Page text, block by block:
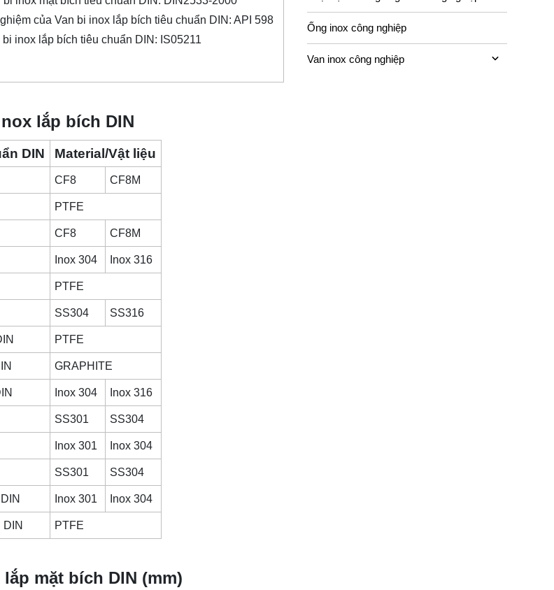
của Van bi inox lắp bích tiêu chuẩn DIN : API 598
bi inox lắp bích tiêu chuẩn DIN : IS05211
lắp bích DIN
DIN Material/Vật liệu
CF8 CF8M
PTFE
CF8 CF8M
Inox 304 Inox 316
PTFE
SS304 SS316
PTFE
GRAPHITE
Inox 304 Inox 316
SS301 SS304
Inox 301 Inox 304
SS301 SS304
Inox 301 Inox 304
PTFE
mặt bích DIN (mm)
Ống inox công nghiệp
Van inox công nghiệp